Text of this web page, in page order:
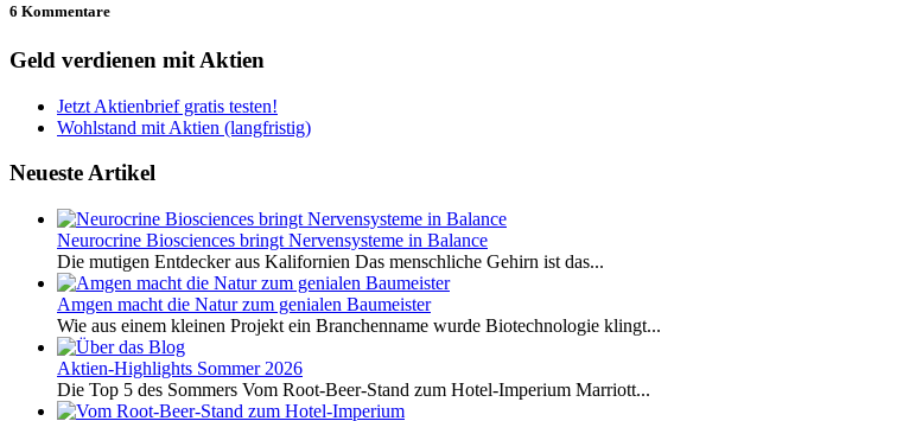
6 Kommentare
Geld verdienen mit Aktien
Jetzt Aktienbrief gratis testen!
Wohlstand mit Aktien (langfristig)
Neueste Artikel
Neurocrine Biosciences bringt Nervensysteme in Balance
Die mutigen Entdecker aus Kalifornien Das menschliche Gehirn ist das...
Amgen macht die Natur zum genialen Baumeister
Wie aus einem kleinen Projekt ein Branchenname wurde Biotechnologie klingt...
Aktien-Highlights Sommer 2026
Die Top 5 des Sommers Vom Root-Beer-Stand zum Hotel-Imperium Marriott...